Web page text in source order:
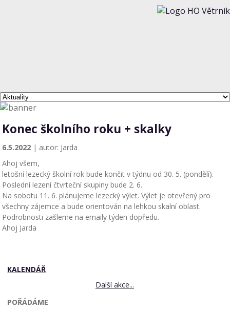
Konec školního roku + skalky
6.5.2022 | autor: Jarda
Ahoj všem,
letošní lezecký školní rok bude končit v týdnu od 30. 5. (pondělí).
Poslední lezení čtvrteční skupiny bude 2. 6.
Na sobotu 11. 6. plánujeme lezecký výlet. Výlet je otevřený pro
všechny zájemce a bude orientován na lehkou skalní oblast.
Podrobnosti zašleme na emaily týden dopředu.
Ahoj Jarda
KALENDÁŘ
Další akce...
POŘÁDÁME